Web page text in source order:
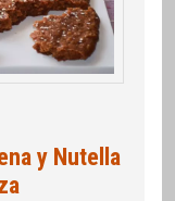
y Nutella